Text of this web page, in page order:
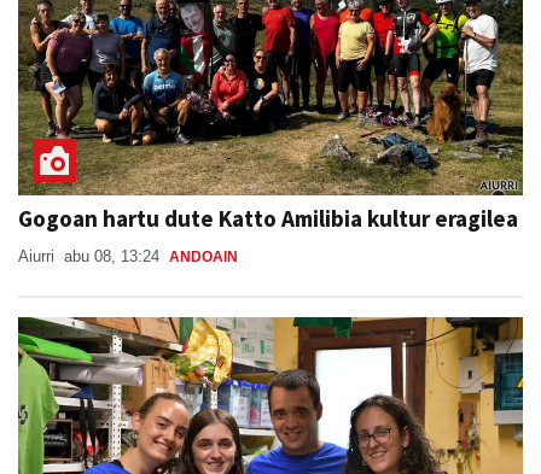
Gogoan hartu dute Katto Amilibia kultur eragilea
Aiurri abu 08, 13:24 ANDOAIN